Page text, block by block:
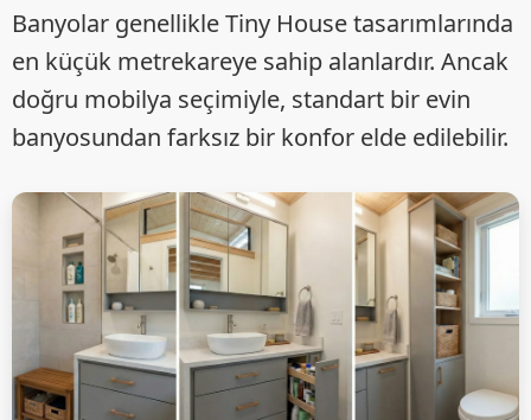
Banyolar genellikle Tiny House tasarımlarında
en küçük metrekareye sahip alanlardır. Ancak
doğru mobilya seçimiyle, standart bir evin
banyosundan farksız bir konfor elde edilebilir.